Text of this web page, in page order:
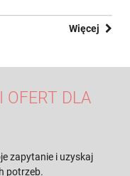
DLA